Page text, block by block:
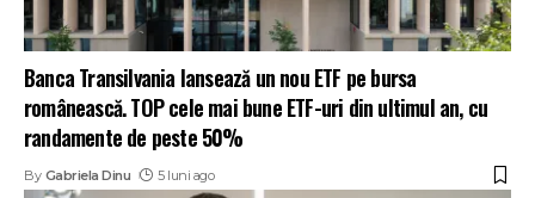
Banca Transilvania lansează un nou ETF pe bursa
românească. TOP cele mai bune ETF-uri din ultimul an, cu
randamente de peste 50%
By Gabriela Dinu 5 luni ago